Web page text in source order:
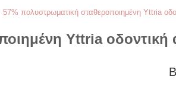
57% πολυστρωματική σταθεροποιημένη Yttria
Yttria